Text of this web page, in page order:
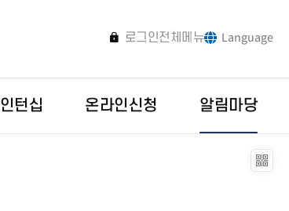
로그인전체메뉴 Language
인턴십 온라인신청 알림마당